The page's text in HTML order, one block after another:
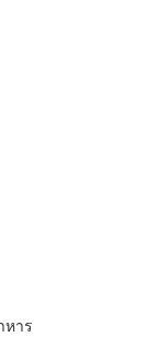
หาร